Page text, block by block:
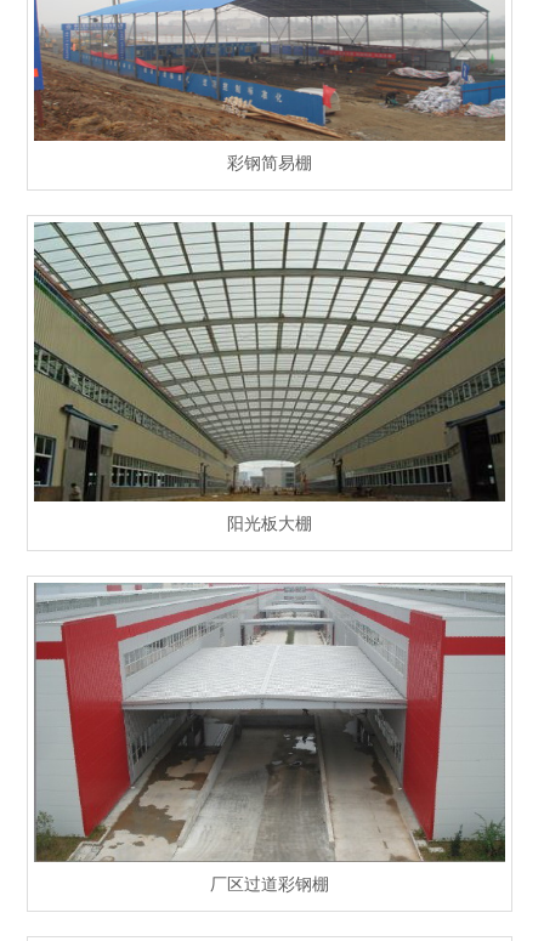
彩钢简易棚
阳光板大棚
厂区过道彩钢棚